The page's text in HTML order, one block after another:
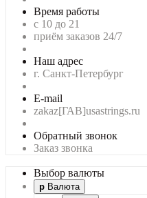
Время работы
с 10 до 21
приём заказов 24/7
Наш адрес
г. Санкт-Петербург
E-mail
zakaz[ГАВ]usastrings.ru
Обратный звонок
Заказ звонка
Выбор валюты
р Валюта